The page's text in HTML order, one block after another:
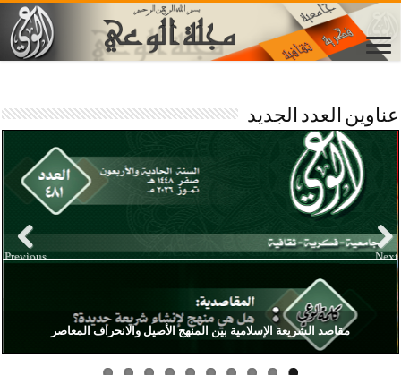
عناوين العدد الجديد
مقاصد الشريعة الإسلامية بين المنهج الأصيل والانحراف المعاصر
Previous Next